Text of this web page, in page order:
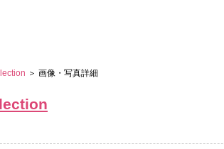
＞ 画像・写真詳細